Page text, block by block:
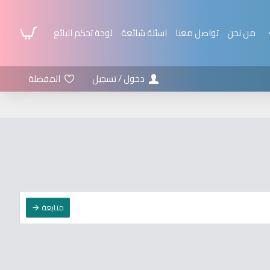
من نحن تواصل معنا اسئلة شائعة لوحة تحكم البائع
دخول / تسجيل المفضلة
متابعة